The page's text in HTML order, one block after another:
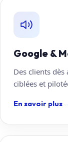
Google &
Des clients
ciblées et
En savoir plus